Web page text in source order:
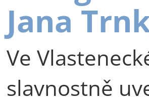
Jana
Ve
slavnostně